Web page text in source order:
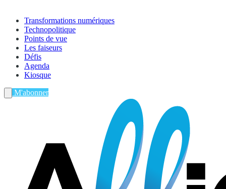
Transformations numériques
Technopolitique
Points de vue
Les faiseurs
Défis
Agenda
Kiosque
M'abonner